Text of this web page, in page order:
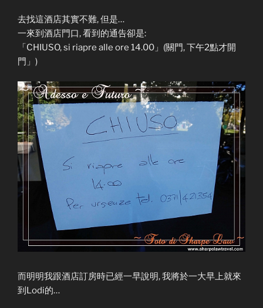
去找這酒店其實不難, 但是…
一來到酒店門口, 看到的通告卻是:
「CHIUSO, si riapre alle ore 14.00」(關門, 下午2點才開
門」)
而明明我跟酒店訂房時已經一早說明, 我將於一大早上就來
到Lodi的…